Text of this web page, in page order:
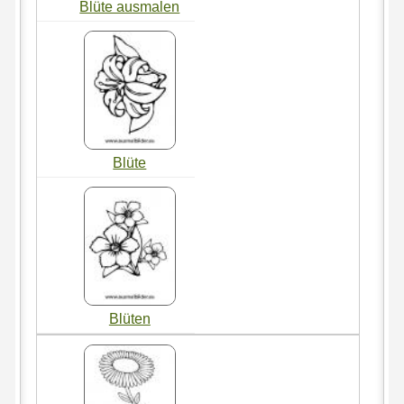
Blüte ausmalen
Blüte
Blüten